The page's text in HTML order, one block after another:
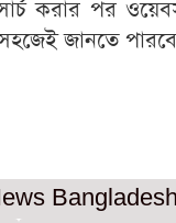
করার পর
জানতে
Bangladesh